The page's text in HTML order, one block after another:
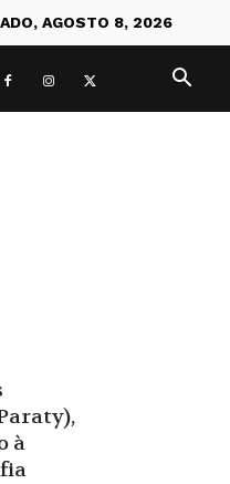
AGOSTO 8, 2026
à